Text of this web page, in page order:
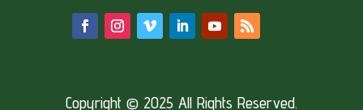
Copyright © 2025 All Rights Reserved.